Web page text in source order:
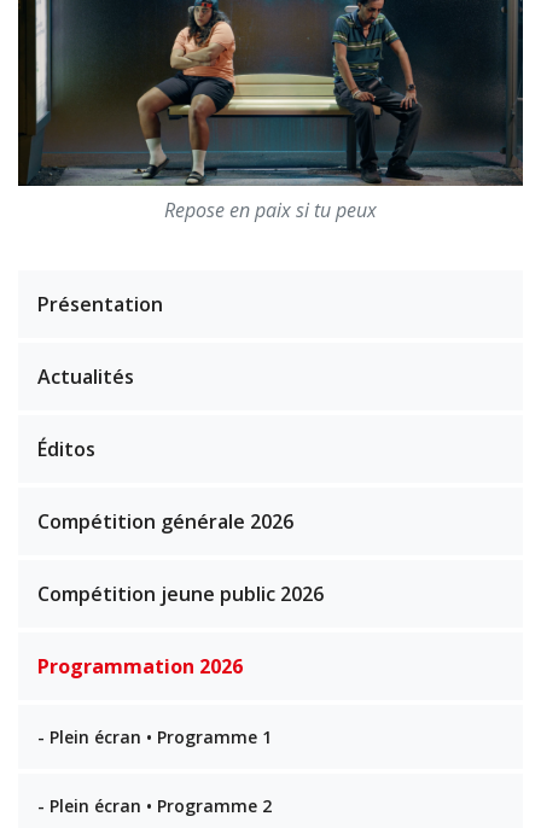
Repose en paix si tu peux
Présentation
Actualités
Éditos
Compétition générale 2026
Compétition jeune public 2026
Programmation 2026
- Plein écran • Programme 1
- Plein écran • Programme 2